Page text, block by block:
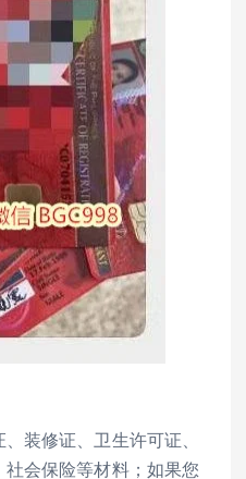
装修证、卫生许可证、
会保险等材料；如果您